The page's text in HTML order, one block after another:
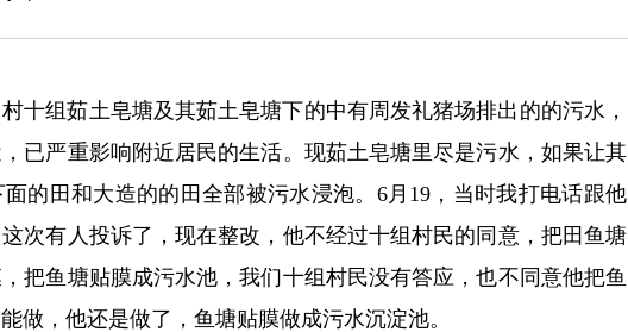
十组茹土皂塘及其茹土皂塘下的中有周发礼猪场排出的的污水，
已严重影响附近居民的生活。现茹土皂塘里尽是污水，如果让其
的田和大造的的田全部被污水浸泡。6月19，当时我打电话跟他
次有人投诉了，现在整改，他不经过十组村民的同意，把田鱼塘
把鱼塘贴膜成污水池，我们十组村民没有答应，也不同意他把鱼
做，他还是做了，鱼塘贴膜做成污水沉淀池。